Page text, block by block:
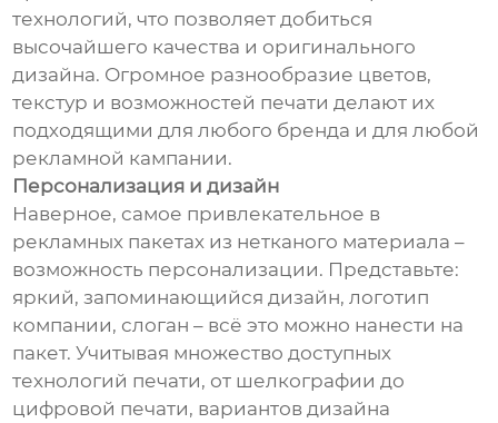
технологий, что позволяет добиться
высочайшего качества и оригинального
дизайна. Огромное разнообразие цветов,
текстур и возможностей печати делают их
подходящими для любого бренда и для любой
рекламной кампании.
Персонализация и дизайн
Наверное, самое привлекательное в
рекламных пакетах из нетканого материала –
возможность персонализации. Представьте:
яркий, запоминающийся дизайн, логотип
компании, слоган – всё это можно нанести на
пакет. Учитывая множество доступных
технологий печати, от шелкографии до
цифровой печати, вариантов дизайна